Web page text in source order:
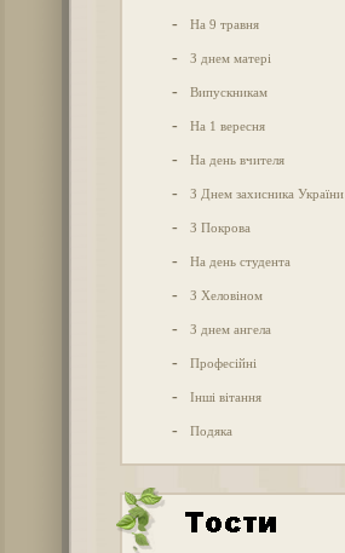
- На 9 травня
- З днем матері
- Випускникам
- На 1 вересня
- На день вчителя
- З Днем захисника України
- З Покрова
- На день студента
- З Хеловіном
- З днем ангела
- Професійні
- Інші вітання
- Подяка